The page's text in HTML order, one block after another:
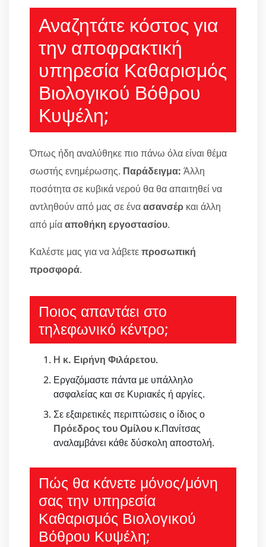
Αναζητάτε κόστος για
την αποφρακτική
υπηρεσία Καθαρισμός
Βιολογικού Βόθρου
Κυψέλη;
Όπως ήδη αναλύθηκε πιο πάνω όλα είναι θέμα
σωστής ενημέρωσης. Παράδειγμα: Άλλη
ποσότητα σε κυβικά νερού θα θα απαιτηθεί να
αντληθούν από μας σε έναασανσέρ και άλλη
από μίααποθήκη εργοστασίου.
Καλέστε μας για να λάβετεπροσωπική
προσφορά.
Ποιος απαντάει στο
τηλεφωνικό κέντρο;
Η κ. Ειρήνη Φιλάρετου.
Εργαζόμαστε πάντα με υπάλληλο
ασφαλείας και σε Κυριακές ή αργίες.
Σε εξαιρετικές περιπτώσεις ο ίδιος ο
Πρόεδρος του Ομίλου κ.Πανίτσας
αναλαμβάνει κάθε δύσκολη αποστολή.
Πώς θα κάνετε μόνος/μόνη
σας την υπηρεσία
Καθαρισμός Βιολογικού
Βόθρου Κυψέλη;